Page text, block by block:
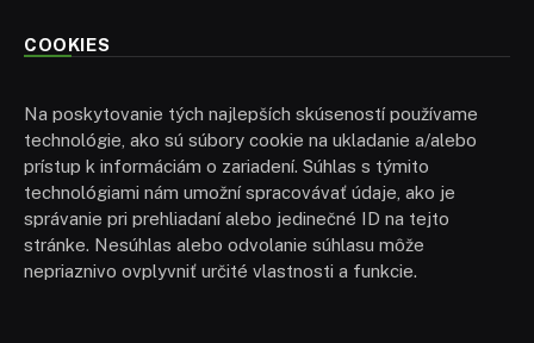
COOKIES
Na poskytovanie tých najlepších skúseností používame
technológie, ako sú súbory cookie na ukladanie a/alebo
prístup k informáciám o zariadení. Súhlas s týmito
technológiami nám umožní spracovávať údaje, ako je
správanie pri prehliadaní alebo jedinečné ID na tejto
stránke. Nesúhlas alebo odvolanie súhlasu môže
nepriaznivo ovplyvniť určité vlastnosti a funkcie.